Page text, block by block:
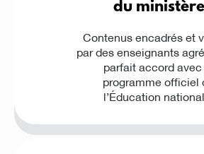
du ministère
Contenus encadrés et
par des enseignants
parfait accord
programme officiel
l’Éducation